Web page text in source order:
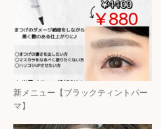
新メニュー【ブラックティントパー
マ】